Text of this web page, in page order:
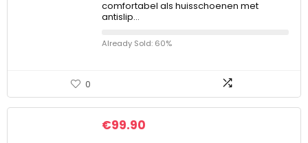
comfortabel als huisschoenen met
antislip…
Already Sold: 60%
0
€99.90